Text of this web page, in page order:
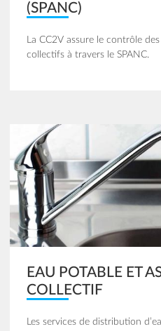
(SPANC)
La CC2V assure le contrôle
collectifs à travers le SPANC.
EAU POTABLE ET
COLLECTIF
Les services de distribution